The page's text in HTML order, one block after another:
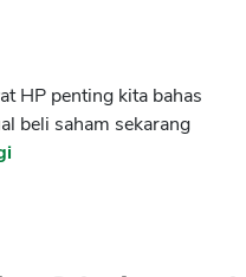
HP penting kita bahas
beli saham sekarang